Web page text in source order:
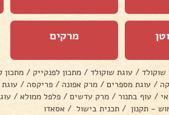
מרקים
שוקולד / עוגת שוקולד / מתכון לפנקייק / מתכון
/ עוגת מספרים / מרק אפונה / פריקסה / עוגת
/ עוף בתנור / מרק עדשים / פלפל ממולא /
- תקנון / תכנית בישול / אסאדו